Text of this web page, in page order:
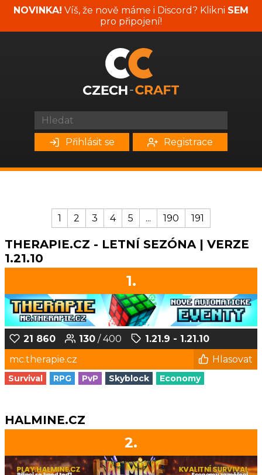
NOVINKA! Víš, že nově máme i Discord? Klikni SEM
pro připojení!
Přihlásit se Registrace
1 2 3 4 5 ... 190 191
THERAPIE.CZ - LETNÍ SEZÓNA | VERZE
1.21.10
1.
21 860 130 / 400
1.21.9 - 1.21.10
mc.therapie.cz
Hlasovat
Survival RPG PvP Skyblock Economy
HALMINE.CZ
2.